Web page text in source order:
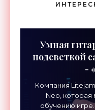
Умная
подсветкой
-
Компания
Neo, которая
обучению